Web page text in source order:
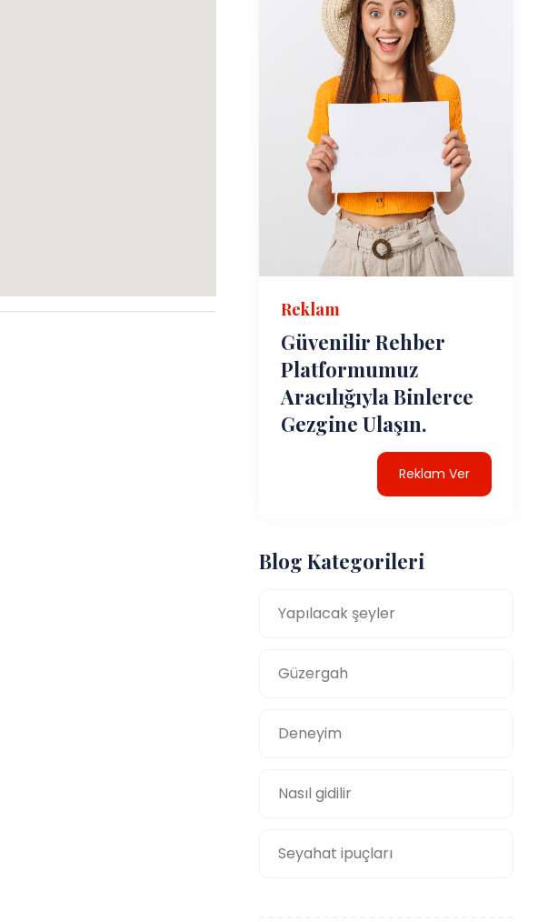
Reklam
Güvenilir Rehber
Platformumuz
Aracılığıyla Binlerce
Gezgine Ulaşın.
Reklam Ver
Blog Kategorileri
Yapılacak şeyler
Güzergah
Deneyim
Nasıl gidilir
Seyahat ipuçları